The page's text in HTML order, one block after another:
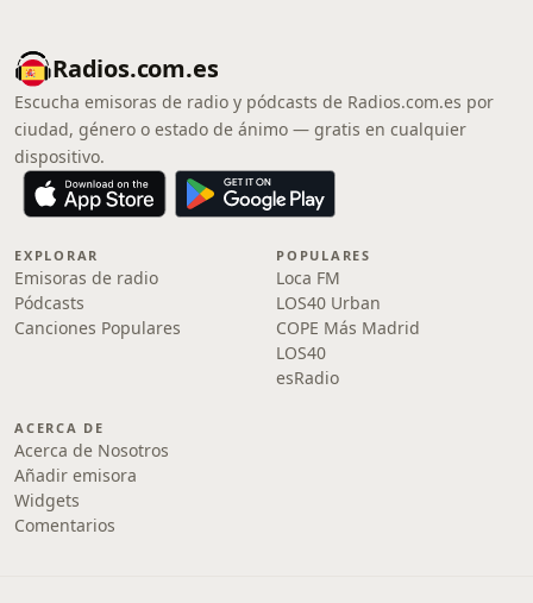
Radios.com.es
Escucha emisoras de radio y pódcasts de Radios.com.es por
ciudad, género o estado de ánimo — gratis en cualquier
dispositivo.
EXPLORAR
Emisoras de radio
Pódcasts
Canciones Populares
POPULARES
Loca FM
LOS40 Urban
COPE Más Madrid
LOS40
esRadio
ACERCA DE
Acerca de Nosotros
Añadir emisora
Widgets
Comentarios